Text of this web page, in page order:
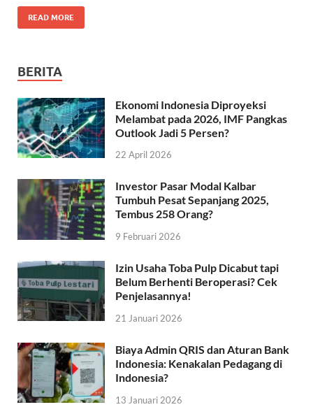
READ MORE
BERITA
Ekonomi Indonesia Diproyeksi
Melambat pada 2026, IMF Pangkas
Outlook Jadi 5 Persen?
22 April 2026
Investor Pasar Modal Kalbar
Tumbuh Pesat Sepanjang 2025,
Tembus 258 Orang?
9 Februari 2026
Izin Usaha Toba Pulp Dicabut tapi
Belum Berhenti Beroperasi? Cek
Penjelasannya!
21 Januari 2026
Biaya Admin QRIS dan Aturan Bank
Indonesia: Kenakalan Pedagang di
Indonesia?
13 Januari 2026